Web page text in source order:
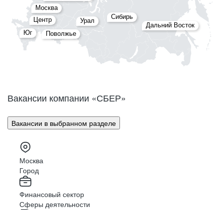
Москва
Центр
Юг
Поволжье
Урал
Сибирь
Дальний Восток
Вакансии компании «СБЕР»
Вакансии в выбранном разделе
Москва
Город
Финансовый сектор
Сферы деятельности